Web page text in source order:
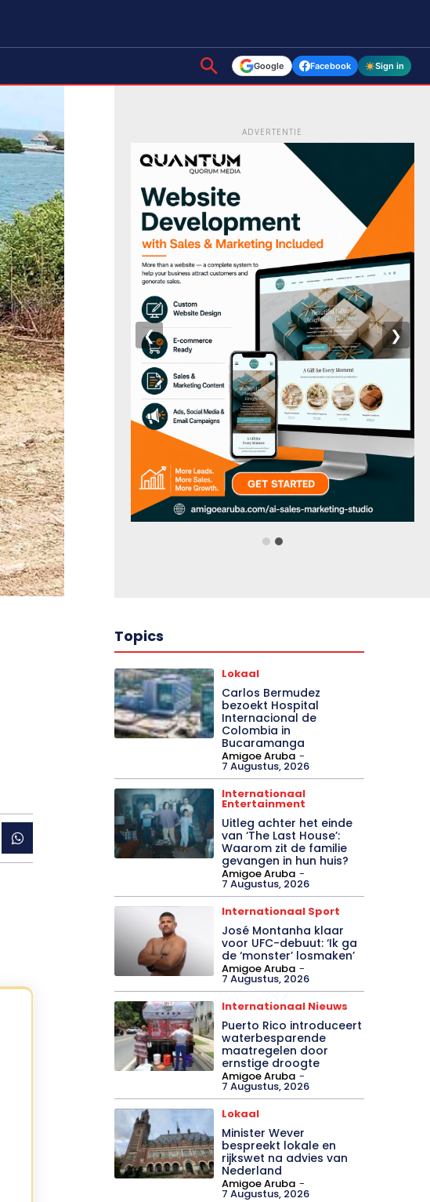
Google Facebook Sign in
ADVERTENTIE
❮ ❯
Topics
Lokaal
Carlos Bermudez
bezoekt Hospital
Internacional de
Colombia in
Bucaramanga
Amigoe Aruba -
7 Augustus, 2026
Internationaal
Entertainment
Uitleg achter het einde
van ‘The Last House’:
Waarom zit de familie
gevangen in hun huis?
Amigoe Aruba -
7 Augustus, 2026
Internationaal Sport
José Montanha klaar
voor UFC-debuut: ‘Ik ga
de ‘monster’ losmaken’
Amigoe Aruba -
7 Augustus, 2026
Internationaal Nieuws
Puerto Rico introduceert
waterbesparende
maatregelen door
ernstige droogte
Amigoe Aruba -
7 Augustus, 2026
Lokaal
Minister Wever
bespreekt lokale en
rijkswet na advies van
Nederland
Amigoe Aruba -
7 Augustus, 2026